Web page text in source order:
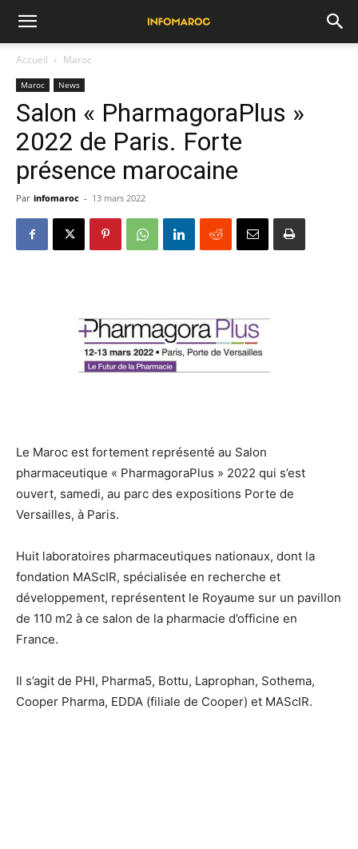
Accueil Maroc
Maroc News
Salon « PharmagoraPlus »
2022 de Paris. Forte
présence marocaine
Par infomaroc - 13 mars 2022
Le Maroc est fortement représenté au Salon
pharmaceutique « PharmagoraPlus » 2022 qui s’est
ouvert, samedi, au parc des expositions Porte de
Versailles, à Paris.
Huit laboratoires pharmaceutiques nationaux, dont la
fondation MAScIR, spécialisée en recherche et
développement, représentent le Royaume sur un pavillon
de 110 m2 à ce salon de la pharmacie d’officine en
France.
Il s’agit de PHI, Pharma5, Bottu, Laprophan, Sothema,
Cooper Pharma, EDDA (filiale de Cooper) et MAScIR.